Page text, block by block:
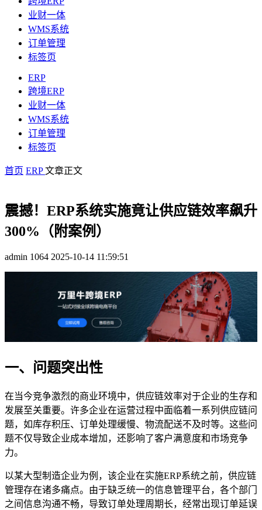
业财一体
WMS系统
订单管理
标签页
ERP
跨境ERP
业财一体
WMS系统
订单管理
标签页
首页 ERP文章正文
震撼！ERP系统实施竟让供应链效率飙升
300%（附案例）
admin 1064 2025-10-14 11:59:51
一、问题突出性
在当今竞争激烈的商业环境中，供应链效率对于企业的生存和
发展至关重要。许多企业在运营过程中面临着一系列供应链问
题，如库存积压、订单处理缓慢、物流配送不及时等。这些问
题不仅导致企业成本增加，还影响了客户满意度和市场竞争
力。
以某大型制造企业为例，该企业在实施ERP系统之前，供应链
管理存在诸多痛点。由于缺乏统一的信息管理平台，各个部门
之间信息沟通不畅，导致订单处理周期长，经常出现订单延误